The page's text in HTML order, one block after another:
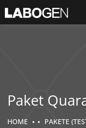
Paket
HOME
PAKETE